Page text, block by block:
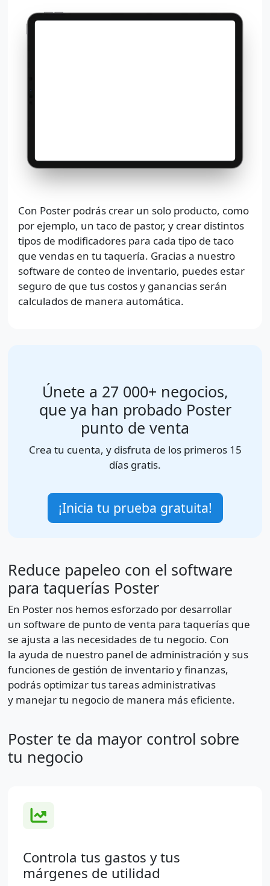
Con Poster podrás crear un solo producto, como
por ejemplo, un taco de pastor, y crear distintos
tipos de modificadores para cada tipo de taco
que vendas en tu taquería. Gracias a nuestro
software de conteo de inventario, puedes estar
seguro de que tus costos y ganancias serán
calculados de manera automática.
Únete a 27 000+ negocios,
que ya han probado Poster
punto de venta
Crea tu cuenta, y disfruta de los primeros 15
días gratis.
¡Inicia tu prueba gratuita!
Reduce papeleo con el software
para taquerías Poster
En Poster nos hemos esforzado por desarrollar
un software de punto de venta para taquerías que
se ajusta a las necesidades de tu negocio. Con
la ayuda de nuestro panel de administración y sus
funciones de gestión de inventario y finanzas,
podrás optimizar tus tareas administrativas
y manejar tu negocio de manera más eficiente.
Poster te da mayor control sobre
tu negocio
Controla tus gastos y tus
márgenes de utilidad